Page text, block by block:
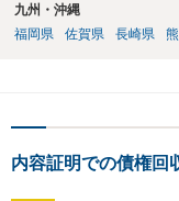
九州・沖縄
福岡県
佐賀県 長崎県
内容証明での債権回